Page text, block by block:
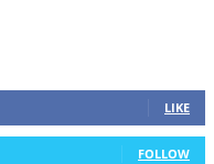
LIKE
FOLLOW